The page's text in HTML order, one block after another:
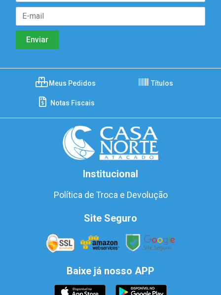
Meus Pedidos Títulos
Notas Fiscais
Institucional
Política de Troca e Devolução
Site Seguro
Baixe já nosso APP